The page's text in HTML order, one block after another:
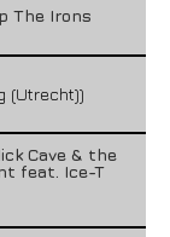
The Irons
(Utrecht))
Cave & the
feat. Ice-T